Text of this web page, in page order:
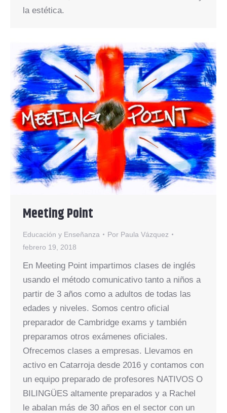
la estética.
Meeting Point
Educación y Enseñanza Por Paula Vázquez
febrero 19, 2018
En Meeting Point impartimos clases de inglés
usando el método comunicativo tanto a niños a
partir de 3 años como a adultos de todas las
edades y niveles. Somos centro oficial
preparador de Cambridge exams y también
preparamos otros exámenes oficiales.
Ofrecemos clases a empresas. Llevamos en
activo en Catarroja desde 2016 y contamos con
un equipo preparado de profesores NATIVOS O
BILINGÜES altamente preparados y a Rachel
le abalan más de 30 años en el sector con un